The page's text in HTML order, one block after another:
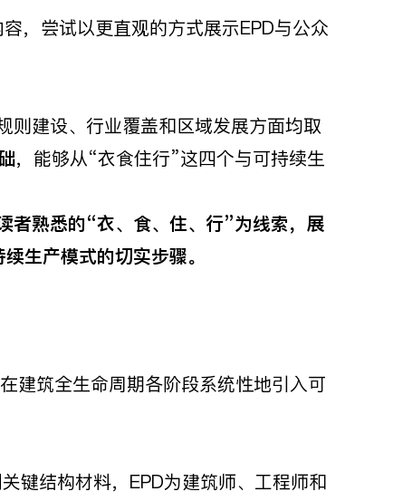
，尝试以更直观的方式展示EPD与公众
则建设、行业覆盖和区域发展方面均取
，能够从“衣食住行”这四个与可持续生
者熟悉的“衣、食、住、行”为线索，展
生产模式的切实步骤。
建筑全生命周期各阶段系统性地引入可
键结构材料，EPD为建筑师、工程师和